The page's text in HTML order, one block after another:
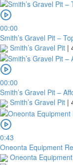
00:00
Smith’s Gravel Pit –
Smith’s Gravel Pit |
00:00
Smith’s Gravel Pit –
Smith’s Gravel Pit |
0:43
Oneonta Equipment
Oneonta